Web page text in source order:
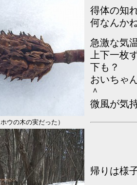
得体の知
何なんか
急激な気
上下一枚
下も？
おいちゃ
＾
微風が気
ウの木の実だった）
帰りは様